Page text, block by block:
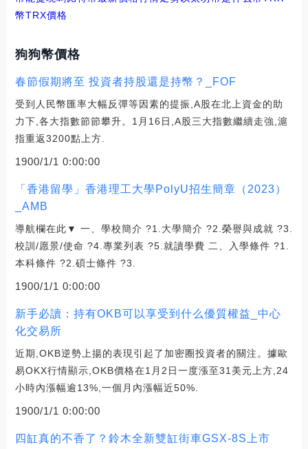
幣TRX價格
狗狗幣價格
春節假期將至 投資者持股還是持幣？_FOF
受到人民幣匯率大幅反彈等因素的提振,A股在北上資金的助
力下,各大指數節節攀升。1月16日,A股三大指數繼續走強,滬
指重返3200點上方.
1900/1/1 0:00:00
「香港留學」香港理工大學PolyU招生簡章（2023）
_AMB
導航欄在此▼ 一、學校簡介 ?1.大學簡介 ?2.榮譽與成就 ?3.
校訓/愿景/使命 ?4.專業列表 ?5.就讀學費 二、入學條件 ?1.
本科條件 ?2.碩士條件 ?3.
1900/1/1 0:00:00
新手必讀：持有OKB可以享受到什么優質權益_中心
化交易所
近期,OKB逆勢上揚的表現引起了加密圈投資者的關注。據歐
易OKX行情顯示,OKB價格在1月2日一度漲至31美元上方,24
小時內漲幅逾13%,一個月內漲幅近50%.
1900/1/1 0:00:00
四缸真的不香了？鈴木全新雙缸街車GSX-8S上市